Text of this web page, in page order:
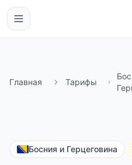
Главная Тарифы
Босния и Герцеговина